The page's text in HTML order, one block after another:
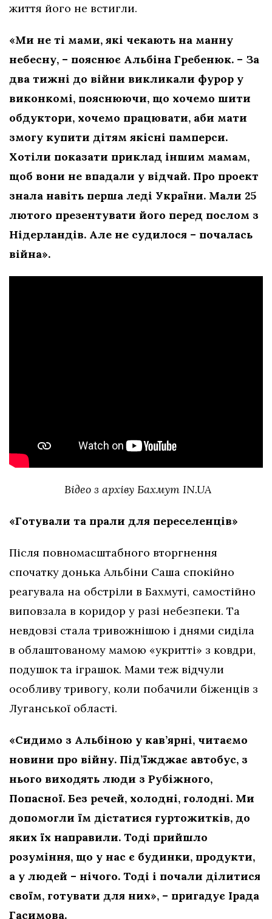
життя його не встигли.
«Ми не ті мами, які чекають на манну
небесну, – пояснює Альбіна Гребенюк. – За
два тижні до війни викликали фурор у
виконкомі, пояснюючи, що хочемо шити
обдуктори, хочемо працювати, аби мати
змогу купити дітям якісні памперси.
Хотіли показати приклад іншим мамам,
щоб вони не впадали у відчай. Про проект
знала навіть перша леді України. Мали 25
лютого презентувати його перед послом з
Нідерландів. Але не судилося – почалась
війна».
Відео з архіву Бахмут IN.UA
«Готували та прали для переселенців»
Після повномасштабного вторгнення
спочатку донька Альбіни Саша спокійно
реагувала на обстріли в Бахмуті, самостійно
виповзала в коридор у разі небезпеки. Та
невдовзі стала тривожнішою і днями сиділа
в облаштованому мамою «укритті» з ковдри,
подушок та іграшок. Мами теж відчули
особливу тривогу, коли побачили біженців з
Луганської області.
«Сидимо з Альбіною у кав’ярні, читаємо
новини про війну. Під’їжджає автобус, з
нього виходять люди з Рубіжного,
Попасної. Без речей, холодні, голодні. Ми
допомогли їм дістатися гуртожитків, до
яких їх направили. Тоді прийшло
розуміння, що у нас є будинки, продукти,
а у людей – нічого. Тоді і почали ділитися
своїм, готувати для них», – пригадує Ірада
Гасимова.